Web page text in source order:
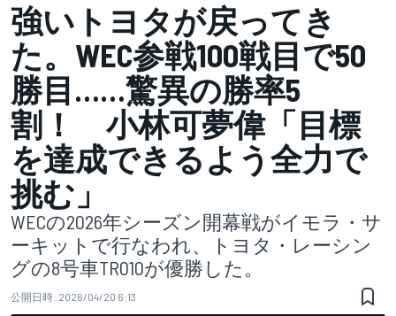
強いトヨタが戻ってき
た。WEC参戦100戦目で50
勝目……驚異の勝率5
割！ 小林可夢偉「目標
を達成できるよう全力で
挑む」
WECの2026年シーズン開幕戦がイモラ・サ
ーキットで行なわれ、トヨタ・レーシン
グの8号車TR010が優勝した。
公開日時: 2026/04/20 6:13